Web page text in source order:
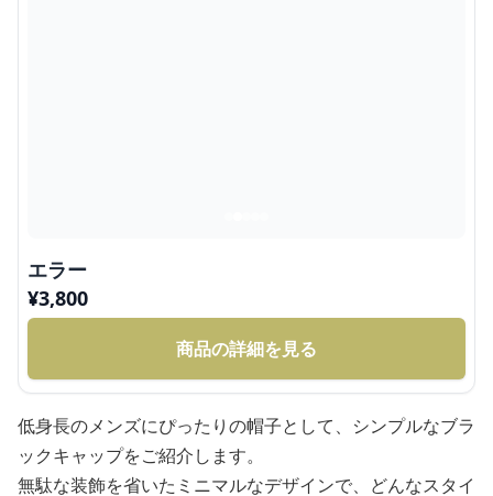
エラー
¥3,800
商品の詳細を見る
低身長のメンズにぴったりの帽子として、シンプルなブラ
ックキャップをご紹介します。
無駄な装飾を省いたミニマルなデザインで、どんなスタイ